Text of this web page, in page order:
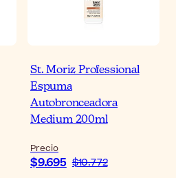
St. Moriz Professional
Espuma
Autobronceadora
Medium 200ml
Precio
$9.695 $10.772